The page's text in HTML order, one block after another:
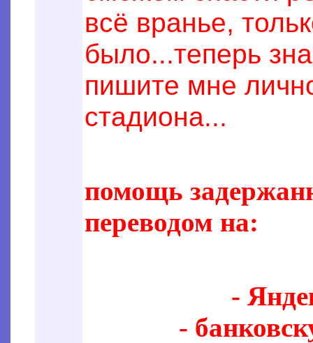
всё вранье,
было...теперь
пишите мне
стадиона...
помощь
переводом на:
-
-